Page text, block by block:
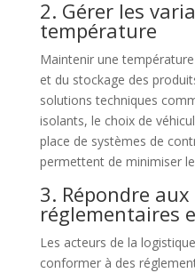
2. Gérer les
température
Maintenir une
et du stockage des
solutions techniques
isolants, le choix de
place de systèmes de
permettent de minimiser
3. Répondre
réglementaires
Les acteurs de la
conformer à des